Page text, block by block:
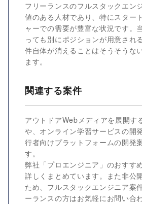
フリーランスのフルスタックエン
値のある人材であり、特にスター
ャーでの需要が豊富な状況です。
っても別にポジションが用意され
件自体が消えることはそうそうな
ます。
関連する案件
アウトドアWebメディアを展開す
や、オンライン学習サービスの開
行者向けプラットフォームの開発
す。
弊社「プロエンジニア」のおすす
詳しくまとめています。また非公
ため、フルスタックエンジニア案
ーランスの方はお気軽にお問い合